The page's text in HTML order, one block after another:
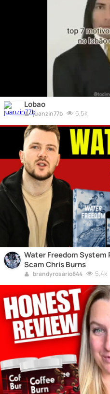
Lobao
juanzin77b 5,5k
Water Freedom System
Scam Chris Burns
brandyrosario844 5,4k